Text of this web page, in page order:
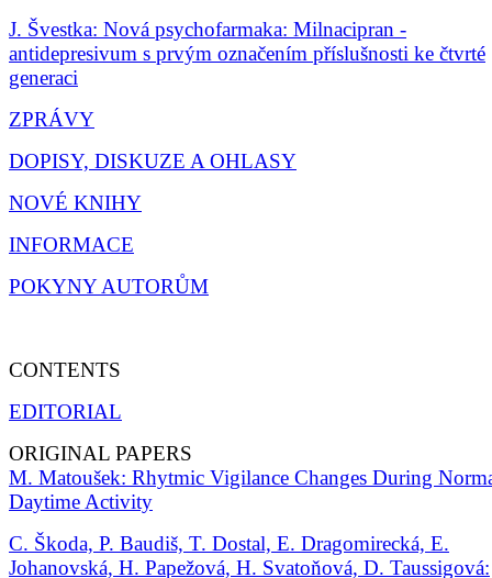
J. Švestka: Nová psychofarmaka: Milnacipran -
antidepresivum s prvým označením příslušnosti ke čtvrté
generaci
ZPRÁVY
DOPISY, DISKUZE A OHLASY
NOVÉ KNIHY
INFORMACE
POKYNY AUTORŮM
CONTENTS
EDITORIAL
ORIGINAL PAPERS
M. Matoušek: Rhytmic Vigilance Changes During
Daytime Activity
C. Škoda, P. Baudiš, T. Dostal, E. Dragomirecká, E.
Johanovská, H. Papežová, H. Svatoňová, D. Taussigová: